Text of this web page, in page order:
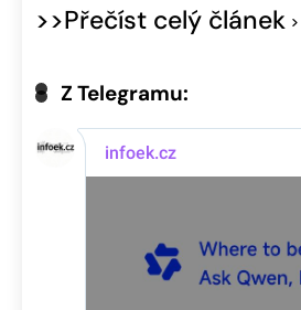
>>Přečíst celý článek
Z Telegramu: